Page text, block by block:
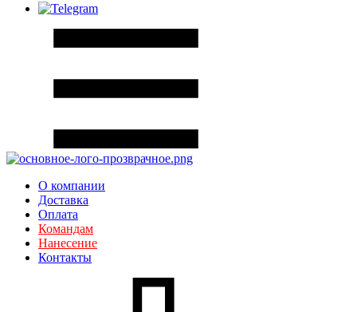
О компании
Доставка
Оплата
Командам
Нанесение
Контакты